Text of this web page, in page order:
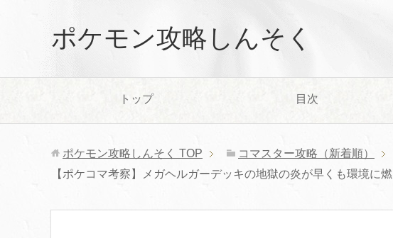
ポケモン攻略しんそく
トップ 目次
ポケモン攻略しんそく TOP コマスター攻略（新着順）
【ポケコマ考察】メガヘルガーデッキの地獄の炎が早くも環境に